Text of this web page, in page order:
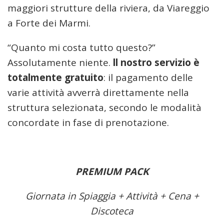
maggiori strutture della riviera, da Viareggio
a Forte dei Marmi.
“Quanto mi costa tutto questo?”
Assolutamente niente. ll nostro servizio è
totalmente gratuito: il pagamento delle
varie attività avverrà direttamente nella
struttura selezionata, secondo le modalità
concordate in fase di prenotazione.
PREMIUM PACK
Giornata in Spiaggia + Attività + Cena +
Discoteca